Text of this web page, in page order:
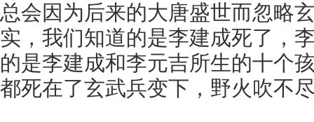
总会因为后来的大唐盛世而忽略
实，我们知道的是李建成死了，
的是李建成和李元吉所生的十个
都死在了玄武兵变下，野火吹不